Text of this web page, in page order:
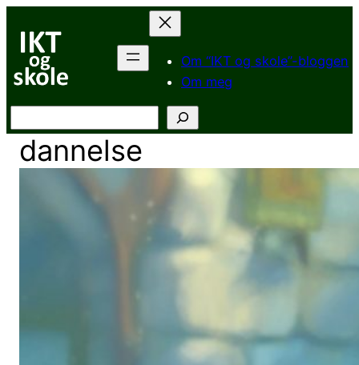
innhold
Om “IKT og skole”-bloggen
Om meg
dannelse